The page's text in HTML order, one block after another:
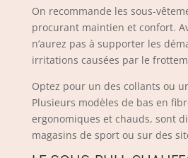
On recommande les sous-
procurant maintien et confort.
n’aurez pas à supporter les
irritations causées par le
Optez pour un des collants ou
Plusieurs modèles de bas en
ergonomiques et chauds, sont
magasins de sport ou sur des